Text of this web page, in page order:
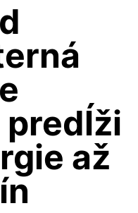
predĺži
až